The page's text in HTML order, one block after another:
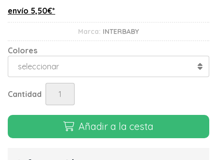
envío 5,50€*
Marca: INTERBABY
Colores
Cantidad
Añadir a la cesta